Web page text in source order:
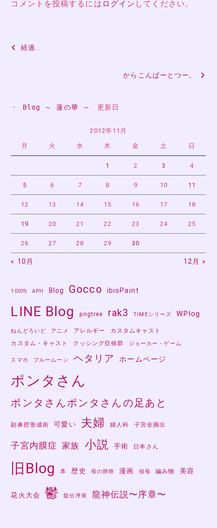
コメントを投稿するには ログイン してください。
投
経過…
からこんぱーとつー。
・ Blog ～ 蓮の華 ～ 更新日
2012年11月
月 火 水 木 金 土 日
1 2 3 4
5 6 7 8 9 10 11
12 13 14 15 16 17 18
19 20 21 22 23 24 25
26 27 28 29 30
« 10月 12月 »
100均 APH Blog Gocco ibisPaint
LINE Blog pngtree rak3 TIMEシリーズ WPlog
ねんどろいど アニメ アレルギー
カスタムキャスト
カスタム・キャスト
クッシング症候群 ジョーカー・ゲーム
スマホ ブルームーン ヘタリア ホームページ
ポンタさん
ポンタさんポンタさんの足あと
副鼻腔形成術 可愛い 夫婦 婦人科 子宮全摘出
子宮内膜症 家族 小説 手術 日本さん
旧Blog 本 歴史 母の肺癌 漫画 祖母 編み物 美容
花火大会 鬱 龍伝序章 龍神伝説〜序章〜